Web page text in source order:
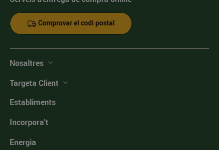
Comprovar el codi postal
Nosaltres
Targeta Client
Establiments
Incorpora't
Energia